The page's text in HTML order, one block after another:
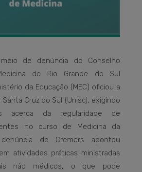
de denúncia do Conselho
do Rio Grande do Sul
da Educação (MEC) oficiou a
Cruz do Sul (Unisc), exigindo
acerca da regularidade de
no curso de Medicina da
do Cremers apontou
atividades práticas ministradas
não médicos, o que pode